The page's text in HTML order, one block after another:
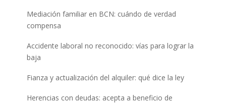
Mediación familiar en BCN: cuándo de verdad
compensa
Accidente laboral no reconocido: vías para lograr la
baja
Fianza y actualización del alquiler: qué dice la ley
Herencias con deudas: acepta a beneficio de